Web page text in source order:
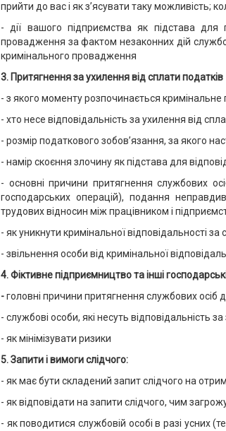
прийти до вас і як з’ясувати таку можливість;
- дії вашого підприємства як підстава для
провадження за фактом незаконних дій
кримінального провадження
3. Притягнення за ухилення від сплати податків
- з якого моменту розпочинається
- хто несе відповідальність за ухилення від
- розмір податкового зобов’язання, за якого
- намір скоєння злочину як підстава для
- основні причини притягнення службових
господарських операцій), подання
трудових відносин між працівником і
- як уникнути кримінальної відповідальності
- звільнення особи від кримінальної
4. Фіктивне підприємництво та інші
-головні причини притягнення службових осіб
- службові особи, які несуть відповідальність
- як мінімізувати ризики
5. Запити і вимоги слідчого:
- як має бути складений запит слідчого на
- як відповідати на запити слідчого, чим
- як поводитися службовій особі в разі усних